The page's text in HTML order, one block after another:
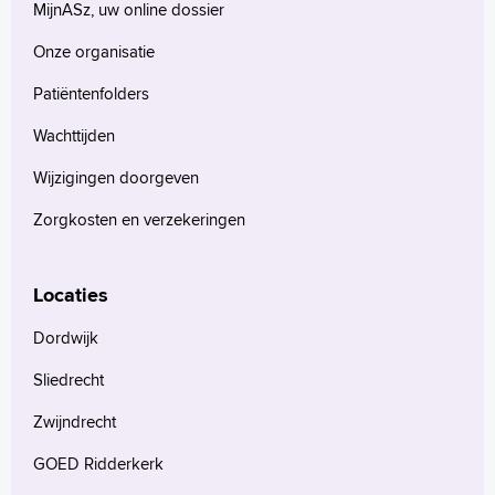
MijnASz, uw online dossier
Onze organisatie
Patiëntenfolders
Wachttijden
Wijzigingen doorgeven
Zorgkosten en verzekeringen
Locaties
Dordwijk
Sliedrecht
Zwijndrecht
GOED Ridderkerk